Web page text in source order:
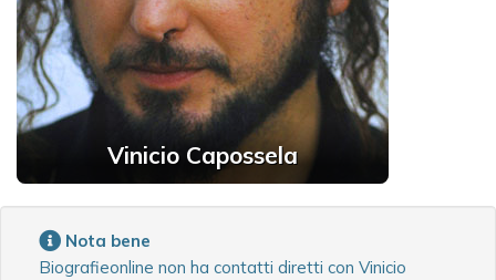
Vinicio Capossela
Nota bene
Biografieonline non ha contatti diretti con Vinicio